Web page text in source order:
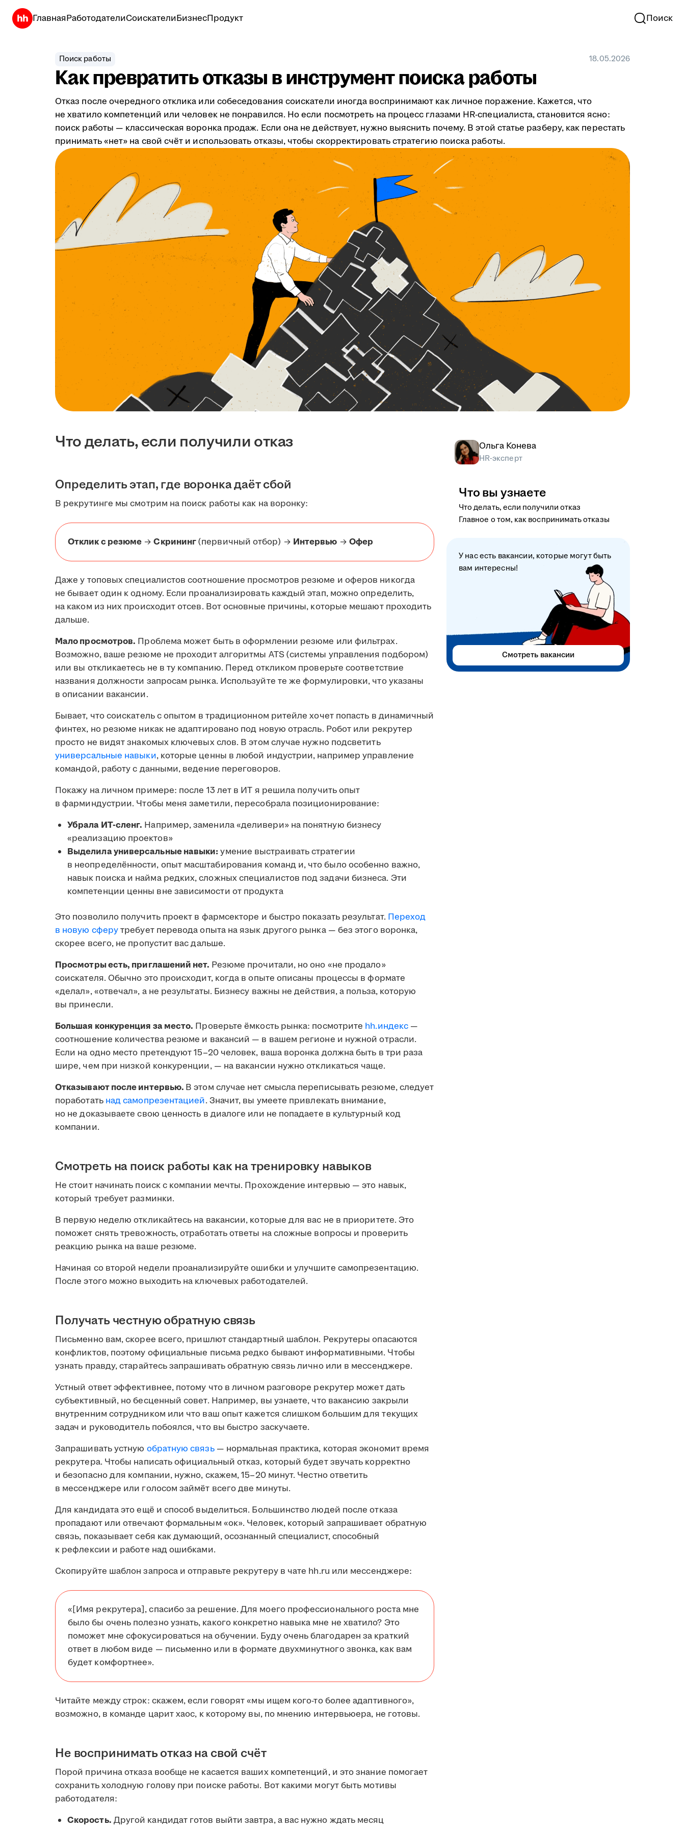
ГлавнаяРаботодателиСоискателиБизнесПродукт Поиск
Поиск работы 18.05.2026
Как превратить отказы в инструмент поиска работы
Отказ после очередного отклика или собеседования соискатели иногда воспринимают как личное поражение. Кажется, что
не хватило компетенций или человек не понравился. Но если посмотреть на процесс глазами HR-специалиста, становится ясно:
поиск работы — классическая воронка продаж. Если она не действует, нужно выяснить почему. В этой статье разберу, как перестать
принимать «нет» на свой счёт и использовать отказы, чтобы скорректировать стратегию поиска работы.
Что делать, если получили отказ
Определить этап, где воронка даёт сбой
В рекрутинге мы смотрим на поиск работы как на воронку:
Отклик с резюме →Скрининг(первичный отбор) → Интервью → Офер
Даже у топовых специалистов соотношение просмотров резюме и оферов никогда
не бывает один к одному. Если проанализировать каждый этап, можно определить,
на каком из них происходит отсев. Вот основные причины, которые мешают проходить
дальше.
Мало просмотров. Проблема может быть в оформлении резюме или фильтрах.
Возможно, ваше резюме не проходит алгоритмы ATS (системы управления подбором)
или вы откликаетесь не в ту компанию. Перед откликом проверьте соответствие
названия должности запросам рынка. Используйте те же формулировки, что указаны
в описании вакансии.
Бывает, что соискатель с опытом в традиционном ритейле хочет попасть в динамичный
финтех, но резюме никак не адаптировано под новую отрасль. Робот или рекрутер
просто не видят знакомых ключевых слов. В этом случае нужно подсветить
универсальные навыки, которые ценны в любой индустрии, например управление
командой, работу с данными, ведение переговоров.
Покажу на личном примере: после 13 лет в ИТ я решила получить опыт
в фарминдустрии. Чтобы меня заметили, пересобрала позиционирование:
Убрала ИТ-сленг. Например, заменила «деливери» на понятную бизнесу
«реализацию проектов»
Выделила универсальные навыки:умение выстраивать стратегии
в неопределённости, опыт масштабирования команд и, что было особенно важно,
навык поиска и найма редких, сложных специалистов под задачи бизнеса. Эти
компетенции ценны вне зависимости от продукта
Это позволило получить проект в фармсекторе и быстро показать результат. Переход
в новую сферутребует перевода опыта на язык другого рынка — без этого воронка,
скорее всего, не пропустит вас дальше.
Просмотры есть, приглашений нет. Резюме прочитали, но оно «не продало»
соискателя. Обычно это происходит, когда в опыте описаны процессы в формате
«делал», «отвечал», а не результаты. Бизнесу важны не действия, а польза, которую
вы принесли.
Большая конкуренция за место. Проверьте ёмкость рынка: посмотрите hh.индекс —
соотношение количества резюме и вакансий — в вашем регионе и нужной отрасли.
Если на одно место претендуют 15–20 человек, ваша воронка должна быть в три раза
шире, чем при низкой конкуренции, — на вакансии нужно откликаться чаще.
Отказывают после интервью. В этом случае нет смысла переписывать резюме, следует
поработать над самопрезентацией. Значит, вы умеете привлекать внимание,
но не доказываете свою ценность в диалоге или не попадаете в культурный код
компании.
Смотреть на поиск работы как на тренировку навыков
Не стоит начинать поиск с компании мечты. Прохождение интервью — это навык,
который требует разминки.
В первую неделю откликайтесь на вакансии, которые для вас не в приоритете. Это
поможет снять тревожность, отработать ответы на сложные вопросы и проверить
реакцию рынка на ваше резюме.
Начиная со второй недели проанализируйте ошибки и улучшите самопрезентацию.
После этого можно выходить на ключевых работодателей.
Получать честную обратную связь
Письменно вам, скорее всего, пришлют стандартный шаблон. Рекрутеры опасаются
конфликтов, поэтому официальные письма редко бывают информативными. Чтобы
узнать правду, старайтесь запрашивать обратную связь лично или в мессенджере.
Устный ответ эффективнее, потому что в личном разговоре рекрутер может дать
субъективный, но бесценный совет. Например, вы узнаете, что вакансию закрыли
внутренним сотрудником или что ваш опыт кажется слишком большим для текущих
задач и руководитель побоялся, что вы быстро заскучаете.
Запрашивать устную обратную связь— нормальная практика, которая экономит время
рекрутера. Чтобы написать официальный отказ, который будет звучать корректно
и безопасно для компании, нужно, скажем, 15–20 минут. Честно ответить
в мессенджере или голосом займёт всего две минуты.
Для кандидата это ещё и способ выделиться. Большинство людей после отказа
пропадают или отвечают формальным «ок». Человек, который запрашивает обратную
связь, показывает себя как думающий, осознанный специалист, способный
к рефлексии и работе над ошибками.
Скопируйте шаблон запроса и отправьте рекрутеру в чате hh.ru или мессенджере:
«[Имя рекрутера], спасибо за решение. Для моего профессионального роста мне
было бы очень полезно узнать, какого конкретно навыка мне не хватило? Это
поможет мне сфокусироваться на обучении. Буду очень благодарен за краткий
ответ в любом виде — письменно или в формате двухминутного звонка, как вам
будет комфортнее».
Читайте между строк: скажем, если говорят «мы ищем кого-то более адаптивного»,
возможно, в команде царит хаос, к которому вы, по мнению интервьюера, не готовы.
Не воспринимать отказ на свой счёт
Порой причина отказа вообще не касается ваших компетенций, и это знание помогает
сохранить холодную голову при поиске работы. Вот какими могут быть мотивы
работодателя:
Скорость. Другой кандидат готов выйти завтра, а вас нужно ждать месяц
Ольга Конева
HR-эксперт
Что вы узнаете
Что делать, если получили отказ
Главное о том, как воспринимать отказы
У нас есть вакансии, которые могут быть
вам интересны!
Смотреть вакансии